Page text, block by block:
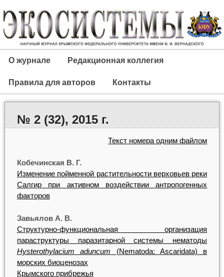
О журнале Редакционная коллегия
Правила для авторов Контакты
№ 2 (32), 2015 г.
Текст номера одним файлом
Кобечинская В. Г.
Изменение пойменной растительности верховьев реки
Салгир при активном воздействии антропогенных
факторов
Завьялов А. В.
Структурно-функциональная организация
параструктуры паразитарной системы нематоды
Hysterothylacium aduncum (Nematoda: Ascaridata) в
морских биоценозах
Крымского прибрежья